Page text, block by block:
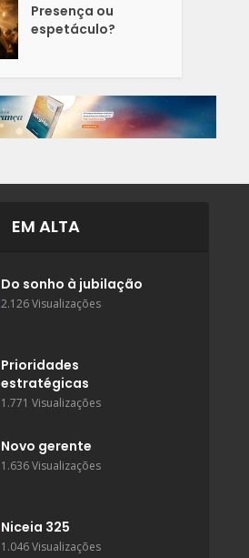
Presença ou
espetáculo?
EM ALTA
Do sonho à jubilação
2.126 Visualizações
Prioridades
estratégicas
1.771 Visualizações
Novo gerente
1.636 Visualizações
Niceia 325
1.046 Visualizações